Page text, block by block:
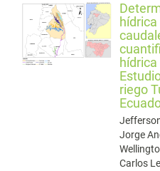
riego
Jorge
Carlos